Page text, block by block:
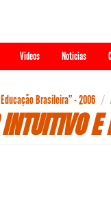
Videos Notícias
Brasileira” - 2006